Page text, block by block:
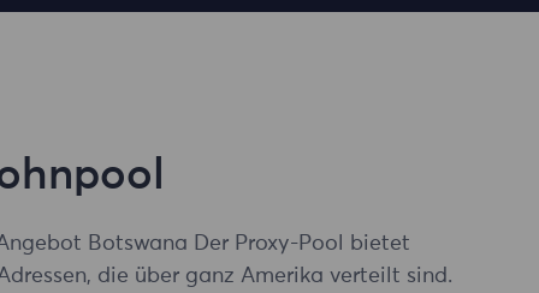
Botswana Der Proxy-Pool bietet
die über ganz Amerika verteilt sind.